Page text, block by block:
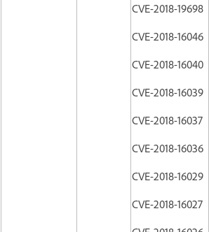
CVE-2018-19698
CVE-2018-16046
CVE-2018-16040
CVE-2018-16039
CVE-2018-16037
CVE-2018-16036
CVE-2018-16029
CVE-2018-16027